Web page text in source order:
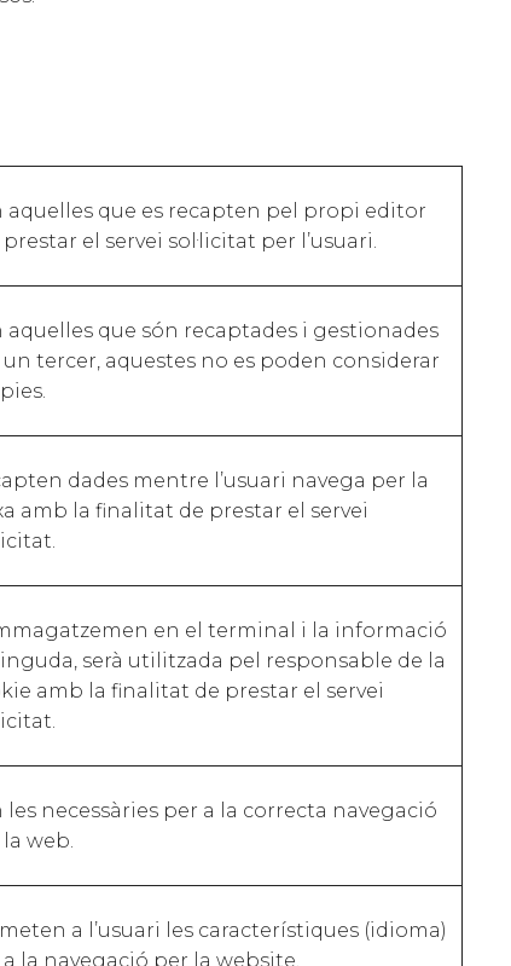
aquelles que es recapten pel propi editor
el servei sol·licitat per l’usuari.
aquelles que són recaptades i gestionades
un tercer, aquestes no es poden considerar
dades mentre l’usuari navega per la
amb la finalitat de prestar el servei
en el terminal i la informació
serà utilitzada pel responsable de la
amb la finalitat de prestar el servei
les necessàries per a la correcta navegació
web.
a l’usuari les característiques (idioma)
a la navegació per la website.